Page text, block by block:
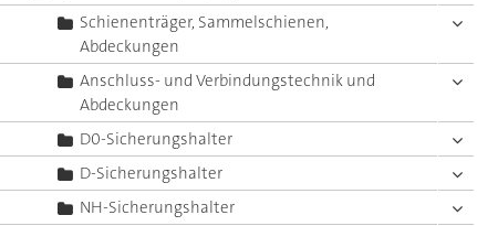
Schienenträger, Sammelschienen,
Abdeckungen
Anschluss- und Verbindungstechnik und
Abdeckungen
D0-Sicherungshalter
D-Sicherungshalter
NH-Sicherungshalter